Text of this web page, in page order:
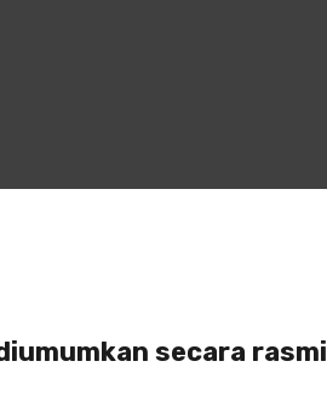
secara rasmi